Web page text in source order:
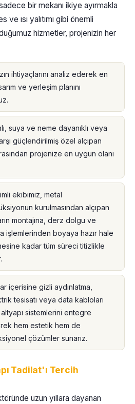
bir mekanı ikiye ayırmakla
ve ısı yalıtımı gibi önemli
hizmetler, projenizin her
ihtiyaçlarını analiz ederek en
ve yerleşim planını
suya ve neme dayanıklı veya
güçlendirilmiş özel alçıpan
projenize en uygun olanı
ekibimiz, metal
kurulmasından alçıpan
montajına, derz dolgu ve
işlemlerinden boyaya hazır hale
kadar tüm süreci titizlikle
içerisine gizli aydınlatma,
tesisatı veya data kabloları
sistemlerini entegre
hem estetik hem de
çözümler sunarız.
Tadilat'ı Tercih
uzun yıllara dayanan